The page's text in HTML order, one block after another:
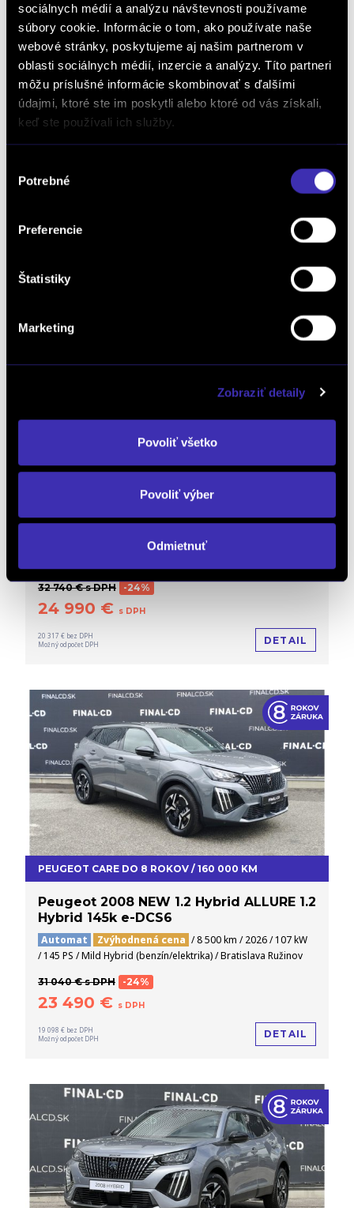
sociálnych médií a analýzu návštevnosti používame
súbory cookie. Informácie o tom, ako používate naše
webové stránky, poskytujeme aj našim partnerom v
oblasti sociálnych médií, inzercie a analýzy. Títo partneri
môžu príslušné informácie skombinovať s ďalšími
údajmi, ktoré ste im poskytli alebo ktoré od vás získali,
keď ste používali ich služby.
súhlasu
Potrebné
Preferencie
Štatistiky
Marketing
Zobraziť detaily
Povoliť všetko
Povoliť výber
Odmietnuť
DOŽIVOTNÝ SERVIS ZADARMO
Peugeot 308 1.2 PureTech GT 130k EAT8
DETAIL
PEUGEOT PAUŠÁL UŽ OD 289€ MESAČNE
Hybrid 145k e-DCS6
Zvýhodnená cena / 5 000 km / 2026 / 107 kW
32 740 € s DPH -24%
24 990 € s DPH
20 317 € bez DPH
Možný odpočet DPH
DETAIL
PEUGEOT CARE DO 8 ROKOV / 160 000 KM
Peugeot 2008 NEW 1.2 Hybrid ALLURE 1.2
Hybrid 145k e-DCS6
Automat Zvýhodnená cena / 8 500 km / 2026 / 107 kW
/ 145 PS / Mild Hybrid (benzín/elektrika) / Bratislava Ružinov
31 040 € s DPH -24%
23 490 € s DPH
19 098 € bez DPH
Možný odpočet DPH
DETAIL